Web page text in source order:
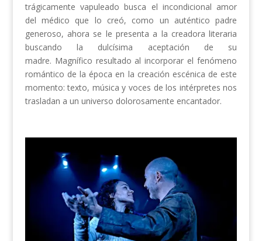
trágicamente vapuleado busca el incondicional amor
del médico que lo creó, como un auténtico padre
generoso, ahora se le presenta a la creadora literaria
buscando la dulcísima aceptación de su
madre. Magnífico resultado al incorporar el fenómeno
romántico de la época en la creación escénica de este
momento: texto, música y voces de los intérpretes nos
trasladan a un universo dolorosamente encantador.